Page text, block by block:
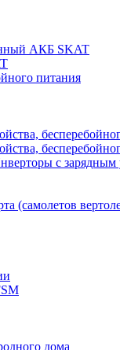
АКБ SKAT
питания
с зарядным
(самолетов
дома